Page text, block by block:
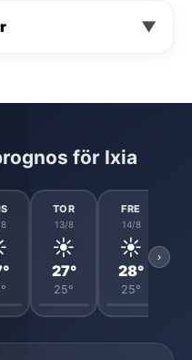
▼
för Ixia
TOR
13/8
☀️
27°
25°
FRE
14/8
☀️
28°
25°
›